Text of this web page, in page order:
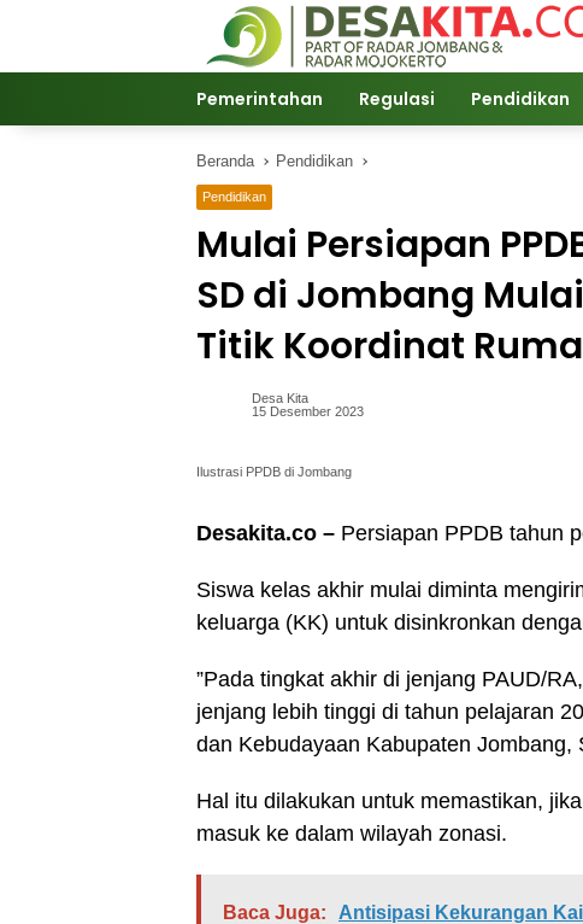
Pemerintahan Regulasi Pendidikan
Beranda Pendidikan
Pendidikan
Mulai Persiapan
SD di Jombang
Titik Koordinat
Desa Kita
15 Desember 2023
Ilustrasi PPDB di Jombang
Desakita.co – Persiapan PPDB tahun
Siswa kelas akhir mulai diminta
keluarga (KK) untuk disinkronkan
”Pada tingkat akhir di jenjang PAUD/
jenjang lebih tinggi di tahun pelajaran
dan Kebudayaan Kabupaten Jombang,
Hal itu dilakukan untuk memastikan,
masuk ke dalam wilayah zonasi.
Baca Juga:
Antisipasi Kekurangan